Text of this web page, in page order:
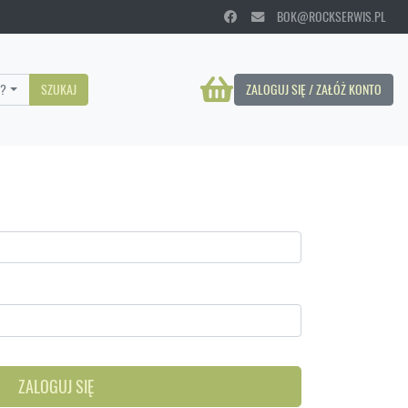
BOK@ROCKSERWIS.PL
ZALOGUJ SIĘ / ZAŁÓŻ KONTO
SZUKAJ
ZALOGUJ SIĘ